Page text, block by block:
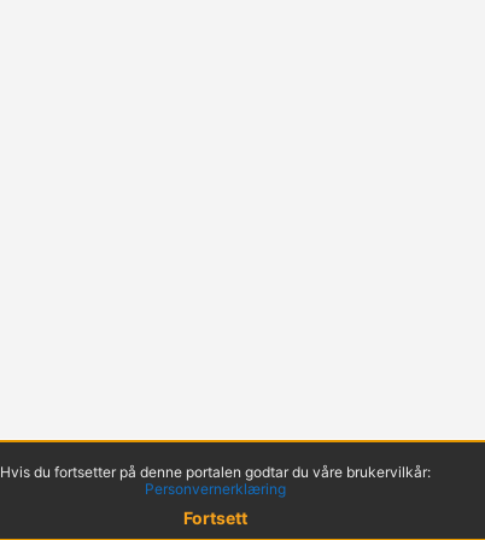
Hvis du fortsetter på denne portalen godtar du våre brukervilkår:
Personvernerklæring
Fortsett